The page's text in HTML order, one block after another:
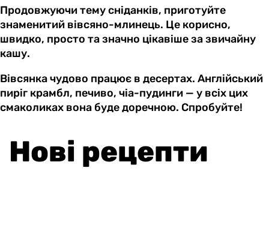
Продовжуючи тему сніданків, приготуйте
знаменитий вівсяно-млинець. Це корисно,
швидко, просто та значно цікавіше за звичайну
кашу.
Вівсянка чудово працює в десертах. Англійський
пиріг крамбл, печиво, чіа-пудинги — у всіх цих
смаколиках вона буде доречною. Спробуйте!
Нові рецепти